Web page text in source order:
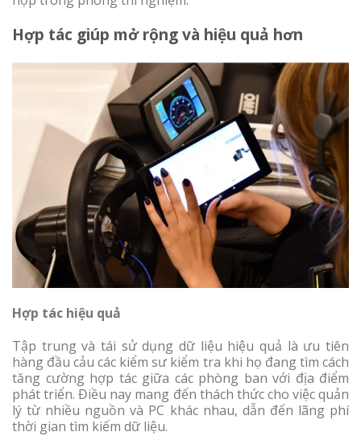
Hợp tác giúp mở rộng và hiệu quả hơn
Hợp tác hiệu quả
Tập trung và tái sử dụng dữ liệu hiệu quả là ưu tiên
hàng đầu cảu các kiểm sư kiểm tra khi họ đang tìm cách
tăng cường hợp tác giữa các phòng ban với địa điểm
phát triển. Điều nay mang đến thách thức cho việc quản
lý từ nhiều nguồn và PC khác nhau, dẫn đến lãng phí
thời gian tìm kiếm dữ liệu.